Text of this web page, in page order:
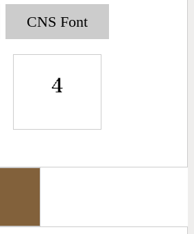
Pinyin Query
CNS Font